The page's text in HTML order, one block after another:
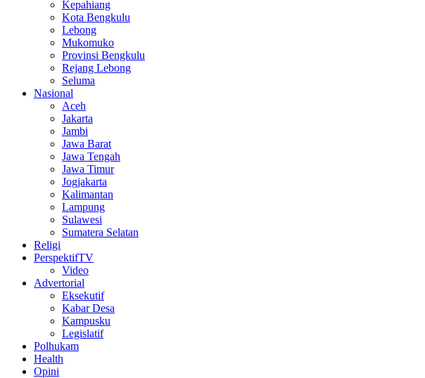
Kepahiang
Kota Bengkulu
Lebong
Mukomuko
Provinsi Bengkulu
Rejang Lebong
Seluma
Nasional
Aceh
Jakarta
Jambi
Jawa Barat
Jawa Tengah
Jawa Timur
Jogjakarta
Kalimantan
Lampung
Sulawesi
Sumatera Selatan
Religi
PerspektifTV
Video
Advertorial
Eksekutif
Kabar Desa
Kampusku
Legislatif
Polhukam
Health
Opini